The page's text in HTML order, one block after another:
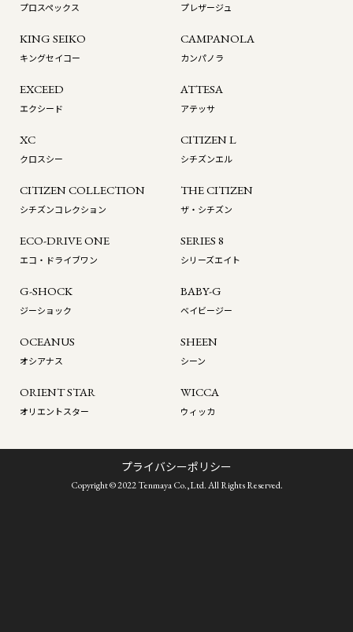
プロスペックス プレザージュ
KING SEIKO
キングセイコー
CAMPANOLA
カンパノラ
EXCEED
エクシード
ATTESA
アテッサ
XC
クロスシー
CITIZEN L
シチズンエル
CITIZEN COLLECTION
シチズンコレクション
THE CITIZEN
ザ・シチズン
ECO-DRIVE ONE
エコ・ドライブワン
SERIES 8
シリーズエイト
G-SHOCK
ジーショック
BABY-G
ベイビージー
OCEANUS
オシアナス
SHEEN
シーン
ORIENT STAR
オリエントスター
WICCA
ウィッカ
プライバシーポリシー
Copyright © 2022 Tenmaya Co.,Ltd. All Rights Reserved.